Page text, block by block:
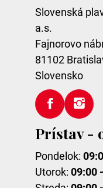
Slovenská
a.s.
Fajnorovo
81102
Slovensko
Prístav -
Pondelok:
Utorok: 09:00